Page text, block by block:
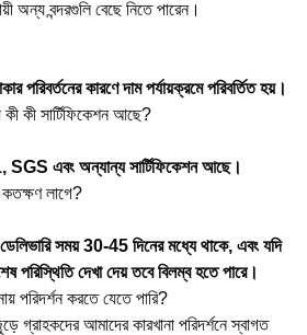
বন্দরগুলি বেছে নিতে পারেন।
পরিবর্তনের কারণে দাম পর্যায়ক্রমে পরিবর্তিত হয়।
কী সার্টিফিকেশন আছে?
এবং অন্যান্য সার্টিফিকেশন আছে।
লাগে?
সময় 30-45 দিনের মধ্যে থাকে, এবং যদি
পরিস্থিতি দেখা দেয় তবে বিলম্ব হতে পারে।
পরিদর্শন করতে যেতে পারি?
আমাদের কারখানা পরিদর্শনে স্বাগত